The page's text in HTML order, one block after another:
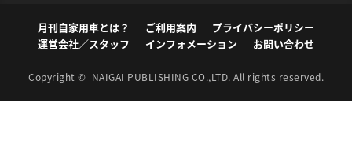
月刊自家用車とは？ ご利用案内
プライバシーポリシー
運営会社／スタッフ
インフォメーション お問い合わせ
Copyright © NAIGAI PUBLISHING CO.,LTD. All rights reserved.